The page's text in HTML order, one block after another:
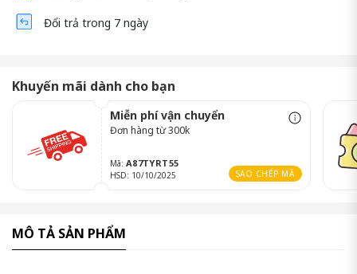
Đổi trả trong 7 ngày
Khuyến mãi dành cho bạn
Miễn phí vận chuyển
Đơn hàng từ 300k
Mã: A87TYRT55
HSD: 10/10/2025 SAO CHÉP MÃ
MÔ TẢ SẢN PHẨM